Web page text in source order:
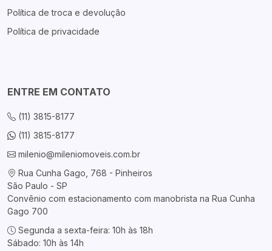
Política de troca e devolução
Política de privacidade
ENTRE EM CONTATO
(11) 3815-8177
(11) 3815-8177
milenio@mileniomoveis.com.br
Rua Cunha Gago, 768 - Pinheiros
São Paulo - SP
Convênio com estacionamento com manobrista na Rua Cunha
Gago 700
Segunda a sexta-feira: 10h às 18h
Sábado: 10h às 14h